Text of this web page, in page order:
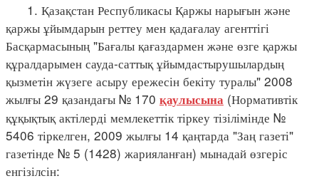
1. Қазақстан Республикасы Қаржы нарығын және
қаржы ұйымдарын реттеу мен қадағалау агенттігі
Басқармасының "Бағалы қағаздармен және өзге қаржы
құралдарымен сауда-саттық ұйымдастырушылардың
қызметін жүзеге асыру ережесін бекіту туралы" 2008
жылғы 29 қазандағы № 170 қаулысына (Нормативтік
құқықтық актілерді мемлекеттік тіркеу тізілімінде №
5406 тіркелген, 2009 жылғы 14 қаңтарда "Заң газеті"
газетінде № 5 (1428) жарияланған) мынадай өзгеріс
енгізілсін: